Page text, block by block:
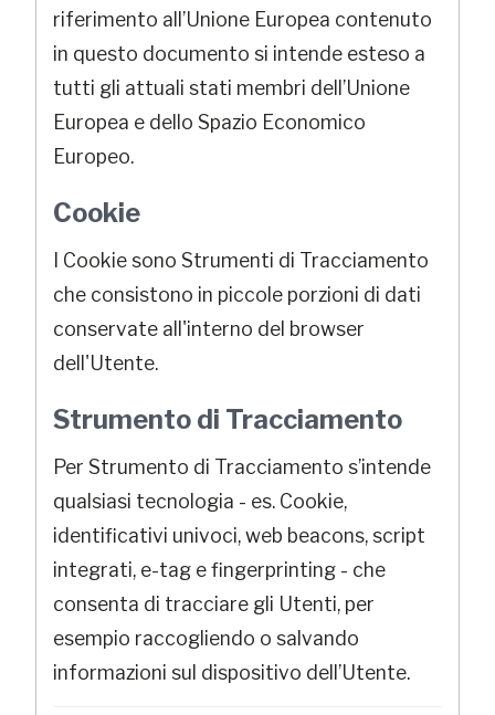
riferimento all’Unione Europea contenuto
in questo documento si intende esteso a
tutti gli attuali stati membri dell’Unione
Europea e dello Spazio Economico
Europeo.
Cookie
I Cookie sono Strumenti di Tracciamento
che consistono in piccole porzioni di dati
conservate all'interno del browser
dell'Utente.
Strumento di Tracciamento
Per Strumento di Tracciamento s’intende
qualsiasi tecnologia - es. Cookie,
identificativi univoci, web beacons, script
integrati, e-tag e fingerprinting - che
consenta di tracciare gli Utenti, per
esempio raccogliendo o salvando
informazioni sul dispositivo dell’Utente.